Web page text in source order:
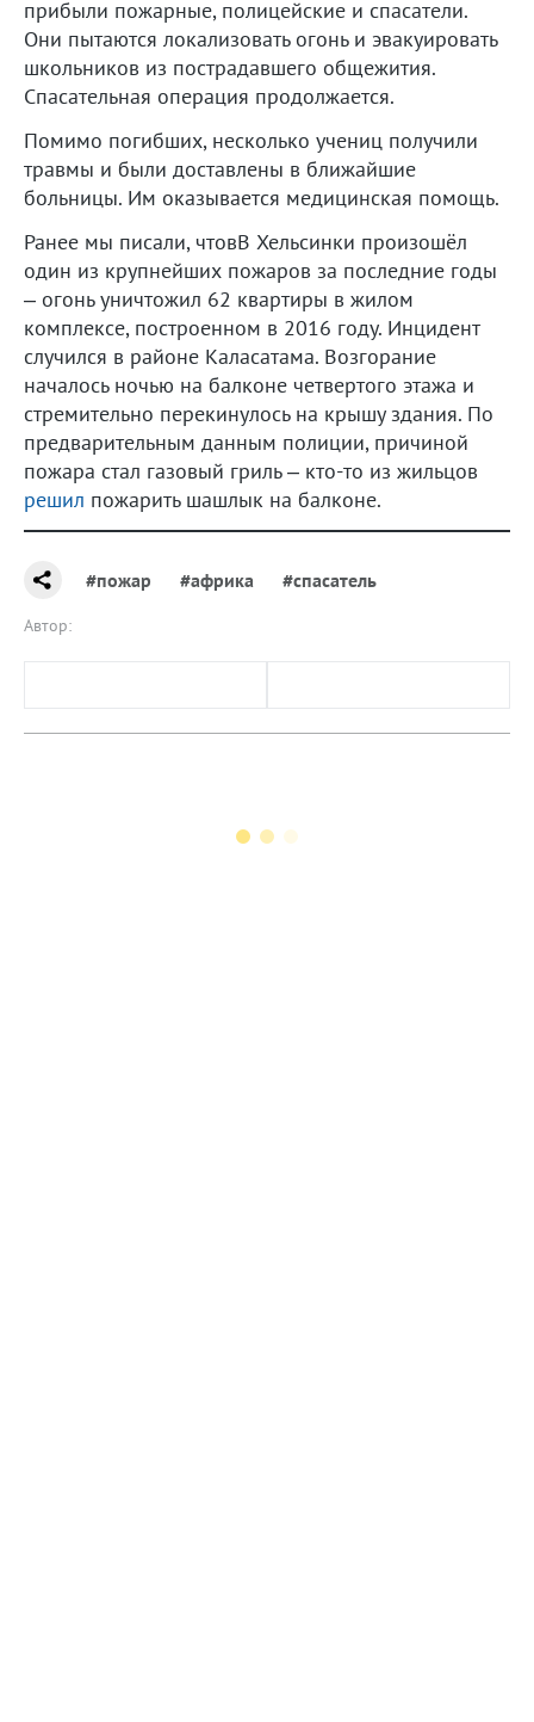
прибыли пожарные, полицейские и спасатели.
Они пытаются локализовать огонь и эвакуировать
школьников из пострадавшего общежития.
Спасательная операция продолжается.
Помимо погибших, несколько учениц получили
травмы и были доставлены в ближайшие
больницы. Им оказывается медицинская помощь.
Ранее мы писали, чтовВ Хельсинки произошёл
один из крупнейших пожаров за последние годы
– огонь уничтожил 62 квартиры в жилом
комплексе, построенном в 2016 году. Инцидент
случился в районе Каласатама. Возгорание
началось ночью на балконе четвертого этажа и
стремительно перекинулось на крышу здания. По
предварительным данным полиции, причиной
пожара стал газовый гриль – кто-то из жильцов
решил пожарить шашлык на балконе.
#пожар #африка #спасатель
Автор: